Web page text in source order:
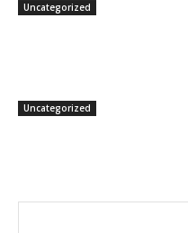
Uncategorized
Uncategorized